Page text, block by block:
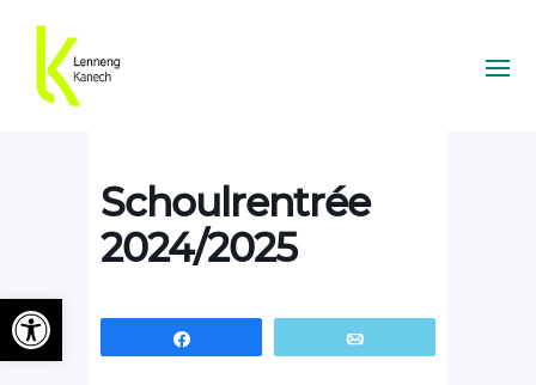
Schoulrentrée
2024/2025
Ouvrir la barre d’outils